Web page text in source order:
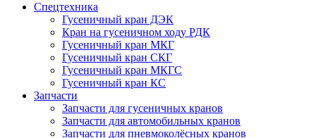
Спецтехника
Гусеничный кран ДЭК
Кран на гусеничном ходу РДК
Гусеничный кран МКГ
Гусеничный кран СКГ
Гусеничный кран МКГС
Гусеничный кран КС
Запчасти
Запчасти для гусеничных кранов
Запчасти для автомобильных кранов
Запчасти для пневмоколёсных кранов